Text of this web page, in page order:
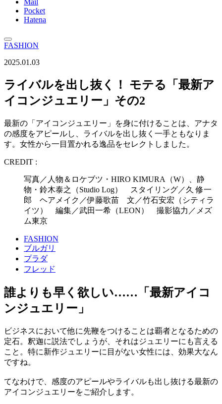
Mail
Pocket
Hatena
FASHION
2025.01.03
ライバルを出し抜く！ モテる「最新ア
イコンジュエリー」その2
最新の「アイコンジュエリー」を身に付けることは、アナタ
の感度をアピールし、ライバルを出し抜く一手ともなりま
す。女性から一目置かれる逸品をセレクトしました。
CREDIT :
写真／人物＆ロケブツ・HIRO KIMURA（W）、静
物・鈴木泰之（Studio Log） スタイリング／久 修一
郎 ヘアメイク／伊藤歌苗 文／竹石安宏（シティラ
イツ） 編集／武田一希（LEON） 撮影協力／メズ
ム東京
FASHION
ブルガリ
プラダ
フレッド
誰よりも早く欲しい……「最新アイコ
ンジュエリー」
ビジネスにおいて他に先鞭をつけることは覇者となるための
定石。釈迦に説法でしょうが、それはジュエリーにも言える
こと。特に新作ジュエリーに目がない女性には、効果大なん
ですね。
てなわけで、感度のアピールやライバルも出し抜ける最新の
アイコンジュエリーをご紹介します。